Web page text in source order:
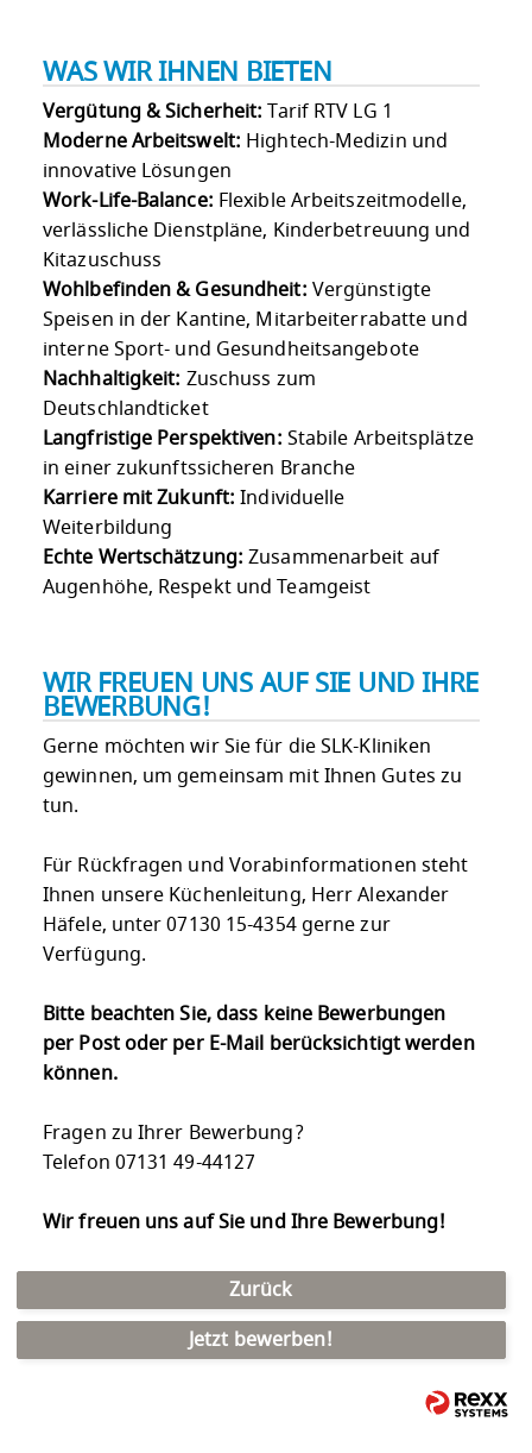
WAS WIR IHNEN BIETEN
Vergütung & Sicherheit: Tarif RTV LG 1
Moderne Arbeitswelt: Hightech-Medizin und
innovative Lösungen
Work-Life-Balance: Flexible Arbeitszeitmodelle,
verlässliche Dienstpläne, Kinderbetreuung und
Kitazuschuss
Wohlbefinden & Gesundheit: Vergünstigte
Speisen in der Kantine, Mitarbeiterrabatte und
interne Sport- und Gesundheitsangebote
Nachhaltigkeit: Zuschuss zum
Deutschlandticket
Langfristige Perspektiven: Stabile Arbeitsplätze
in einer zukunftssicheren Branche
Karriere mit Zukunft: Individuelle
Weiterbildung
Echte Wertschätzung: Zusammenarbeit auf
Augenhöhe, Respekt und Teamgeist
WIR FREUEN UNS AUF SIE UND IHRE
BEWERBUNG!
Gerne möchten wir Sie für die SLK-Kliniken
gewinnen, um gemeinsam mit Ihnen Gutes zu
tun.
Für Rückfragen und Vorabinformationen steht
Ihnen unsere Küchenleitung, Herr Alexander
Häfele, unter 07130 15-4354 gerne zur
Verfügung.
Bitte beachten Sie, dass keine Bewerbungen
per Post oder per E-Mail berücksichtigt werden
können.
Fragen zu Ihrer Bewerbung?
Telefon 07131 49-44127
Wir freuen uns auf Sie und Ihre Bewerbung!
Zurück
Jetzt bewerben!